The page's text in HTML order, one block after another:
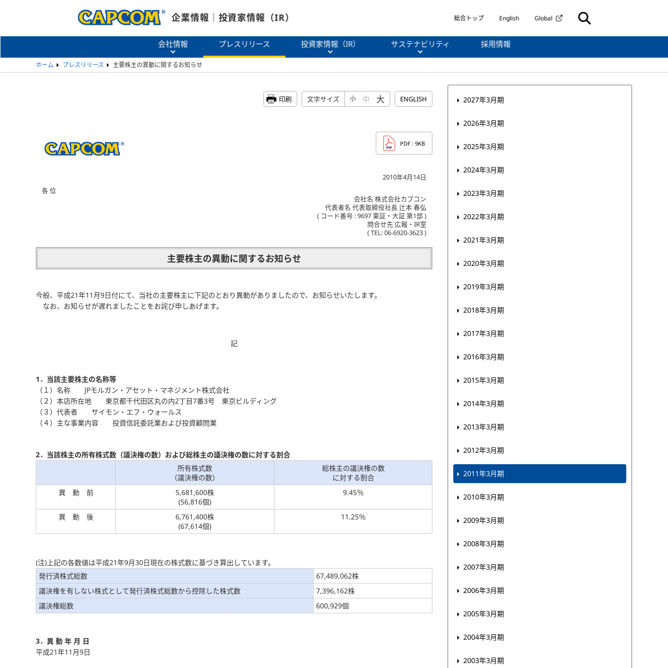
企業情報｜投資家情報（IR） 総合トップ English Global
会社情報 プレスリリース 投資家情報（IR） サステナビリティ 採用情報
ホーム プレスリリース 主要株主の異動に関するお知らせ
印刷 文字サイズ 小 中 大 ENGLISH
PDF : 9KB
2010年4月14日
各 位
会社名 株式会社カプコン
代表者名 代表取締役社長 辻本 春弘
( コード番号 : 9697 東証・大証 第1部 )
問合せ先 広報・IR室
( TEL: 06-6920-3623 )
主要株主の異動に関するお知らせ
今般、平成21年11月9日付にて、当社の主要株主に下記のとおり異動がありましたので、お知らせいたします。
なお、お知らせが遅れましたことをお詫び申しあげます。
記
1．当該主要株主の名称等
（１）名称 JPモルガン・アセット・マネジメント株式会社
（２）本店所在地 東京都千代田区丸の内2丁目7番3号 東京ビルディング
（３）代表者 サイモン・エフ・ウォールス
（４）主な事業内容 投資信託委託業および投資顧問業
2．当該株主の所有株式数（議決権の数）および総株主の議決権の数に対する割合
所有株式数
（議決権の数）
総株主の議決権の数
に対する割合
異 動 前
5,681,600株
(56,816個)
9.45％
異 動 後
6,761,400株
(67,614個)
11.25％
(注)上記の各数値は平成21年9月30日現在の株式数に基づき算出しています。
発行済株式総数
67,489,062株
議決権を有しない株式として発行済株式総数から控除した株式数
7,396,162株
議決権総数
600,929個
3．異 動 年 月 日
平成21年11月9日
2027年3月期
2026年3月期
2025年3月期
2024年3月期
2023年3月期
2022年3月期
2021年3月期
2020年3月期
2019年3月期
2018年3月期
2017年3月期
2016年3月期
2015年3月期
2014年3月期
2013年3月期
2012年3月期
2011年3月期
2010年3月期
2009年3月期
2008年3月期
2007年3月期
2006年3月期
2005年3月期
2004年3月期
2003年3月期